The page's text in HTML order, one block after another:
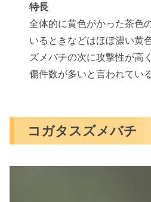
特長
全体的に黄色がかった茶色
いるときなどはほぼ濃い黄
ズメバチの次に攻撃性が高
傷件数が多いと言われている
コガタスズメバチ